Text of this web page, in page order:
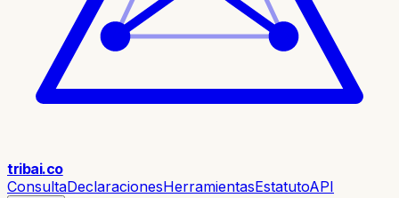
tribai.co
ConsultaDeclaracionesHerramientasEstatutoAPI